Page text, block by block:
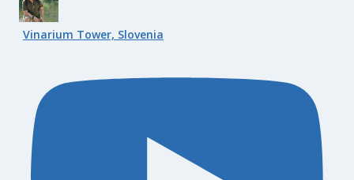
Vinarium Tower, Slovenia